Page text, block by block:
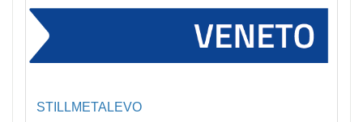
STILLMETALEVO